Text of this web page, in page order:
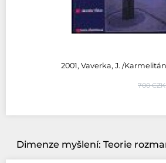
2001, Vaverka, J. /
700
Dimenze myšlení: Teorie